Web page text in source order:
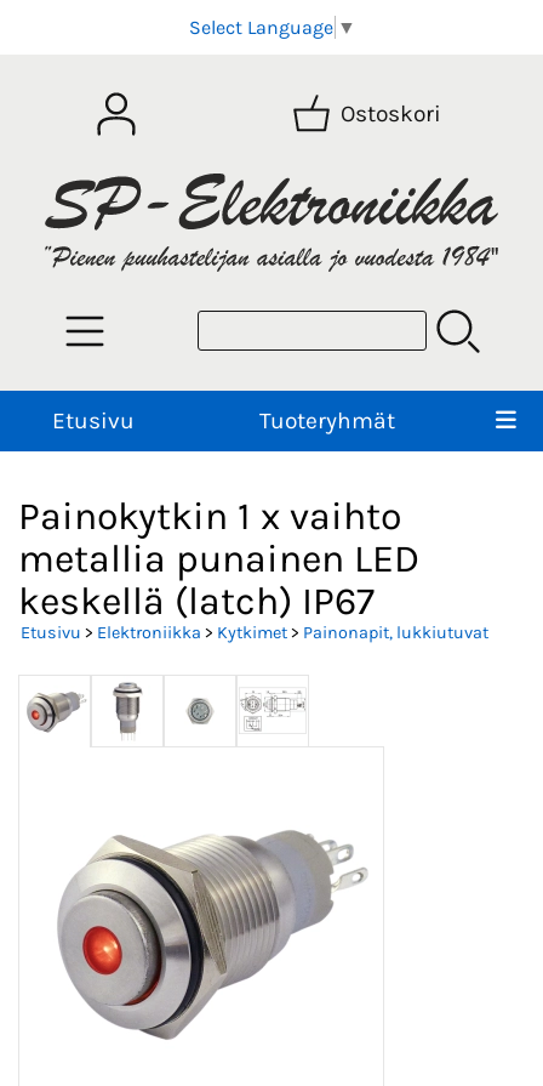
Select Language ▼
Ostoskori
Etusivu Tuoteryhmät
Painokytkin 1 x vaihto
metallia punainen LED
keskellä (latch) IP67
Etusivu > Elektroniikka > Kytkimet> Painonapit, lukkiutuvat